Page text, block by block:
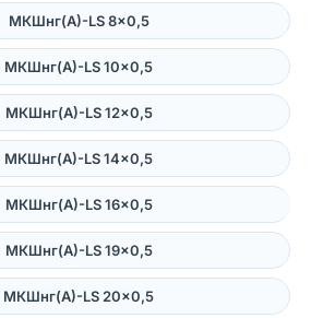
МКШнг(А)-LS 8×0,5
МКШнг(А)-LS 10×0,5
МКШнг(А)-LS 12×0,5
МКШнг(А)-LS 14×0,5
МКШнг(А)-LS 16×0,5
МКШнг(А)-LS 19×0,5
МКШнг(А)-LS 20×0,5